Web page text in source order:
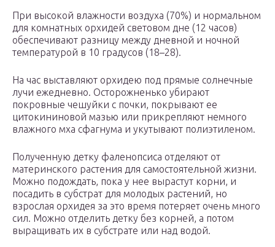
При высокой влажности воздуха (70%) и нормальном
для комнатных орхидей световом дне (12 часов)
обеспечивают разницу между дневной и ночной
температурой в 10 градусов (18–28).
На час выставляют орхидею под прямые солнечные
лучи ежедневно. Осторожненько убирают
покровные чешуйки с почки, покрывают ее
цитокининовой мазью или прикрепляют немного
влажного мха сфагнума и укутывают полиэтиленом.
Полученную детку фаленопсиса отделяют от
материнского растения для самостоятельной жизни.
Можно подождать, пока у нее вырастут корни, и
посадить в субстрат для молодых растений, но
взрослая орхидея за это время потеряет очень много
сил. Можно отделить детку без корней, а потом
выращивать их в субстрате или над водой.